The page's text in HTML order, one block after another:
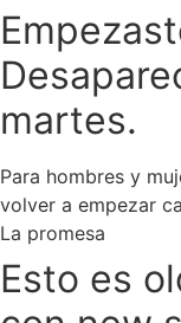
martes.
Para hombres y
volver a empezar
La promesa
Esto es